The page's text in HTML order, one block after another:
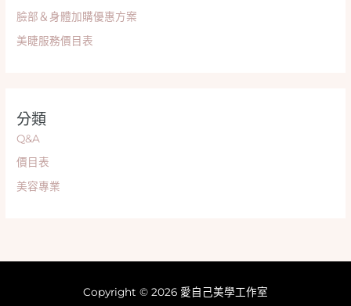
臉部＆身體加購優惠方案
美睫服務價目表
分類
Q&A
價目表
美容專業
Copyright © 2026 愛自己美學工作室